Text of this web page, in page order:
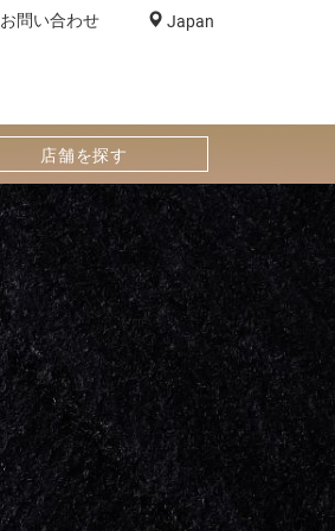
お問い合わせ Japan
店舗を探す